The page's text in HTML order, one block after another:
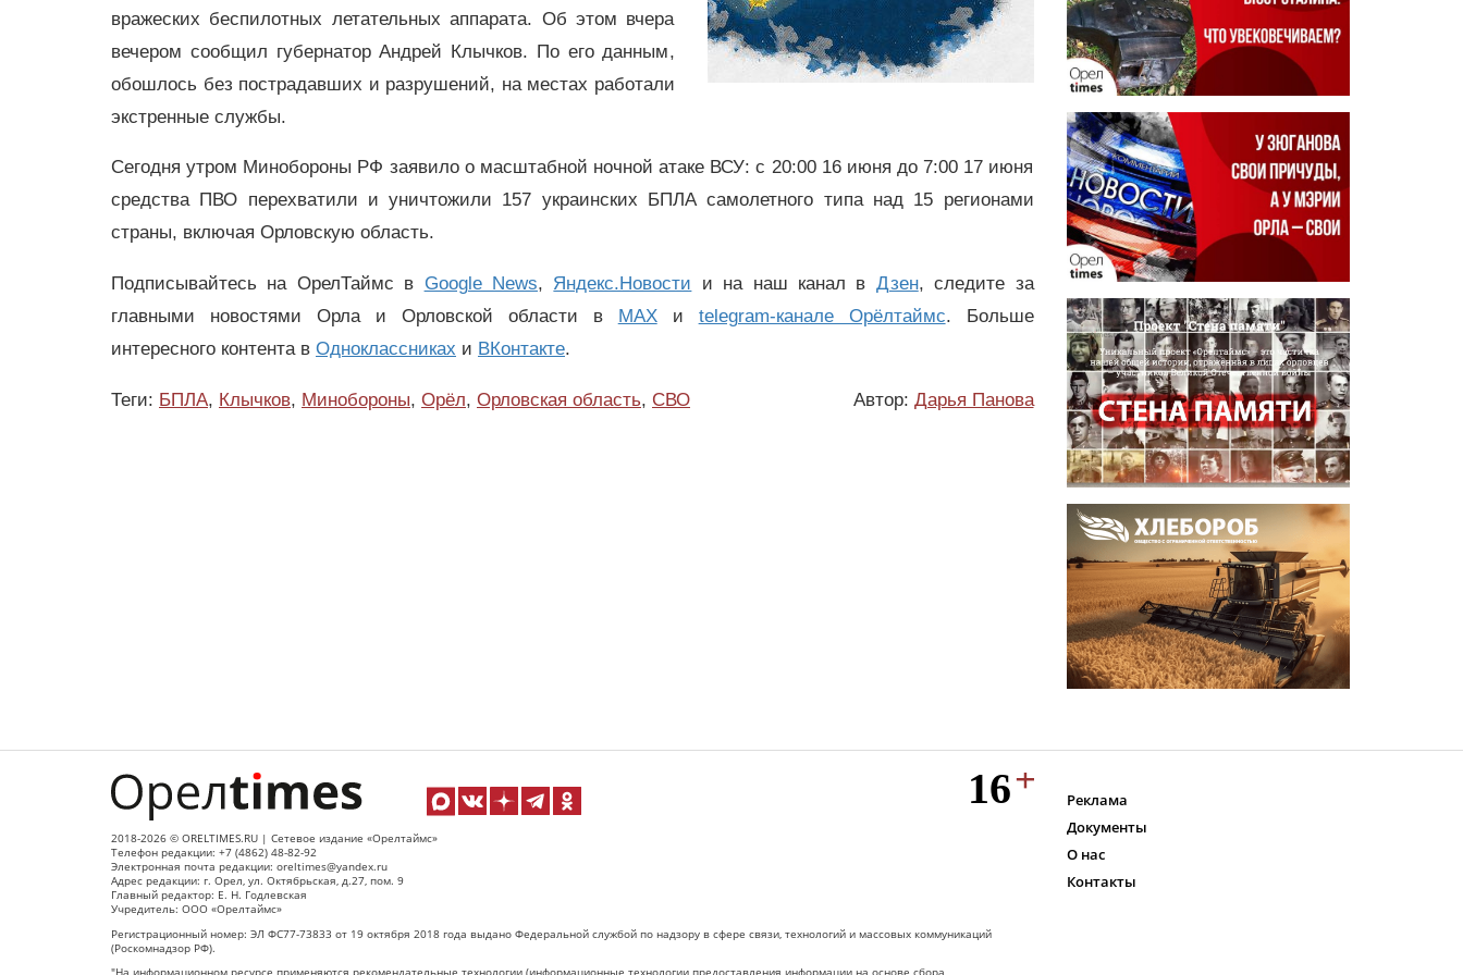
вражеских беспилотных летательных аппарата. Об этом вчера
вечером сообщил губернатор Андрей Клычков. По его данным,
обошлось без пострадавших и разрушений, на местах работали
экстренные службы.
Сегодня утром Минобороны РФ заявило о масштабной ночной атаке ВСУ: с 20:00 16 июня до 7:00 17 июня
средства ПВО перехватили и уничтожили 157 украинских БПЛА самолетного типа над 15 регионами
страны, включая Орловскую область.
Подписывайтесь на ОрелТаймс в Google News, Яндекс.Новости и на наш канал в Дзен, следите за
главными новостями Орла и Орловской области в
MAXи telegram-канале Орёлтаймс. Больше
интересного контента в Одноклассниках и ВКонтакте.
Теги: БПЛА, Клычков, Минобороны, Орёл, Орловская область, СВО Автор: Дарья Панова
2018-2026 © ORELTIMES.RU | Сетевое издание «Орелтаймс»
Телефон редакции: +7 (4862) 48-82-92
Электронная почта редакции: oreltimes@yandex.ru
Адрес редакции: г. Орел, ул. Октябрьская, д.27, пом. 9
Главный редактор: Е. Н. Годлевская
Учредитель: ООО «Орелтаймс»
Регистрационный номер: ЭЛ ФС77-73833 от 19 октября 2018 года выдано Федеральной службой по надзору в сфере связи, технологий и массовых коммуникаций
(Роскомнадзор РФ).
Реклама
Документы
О нас
Контакты